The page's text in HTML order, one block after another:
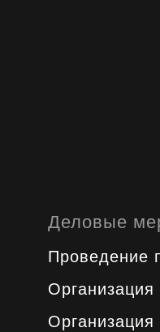
Деловые
Проведение
Организация